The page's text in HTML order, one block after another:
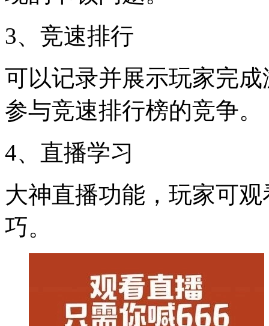
3、竞速排行
可以记录并展示玩家完
参与竞速排行榜的竞争。
4、直播学习
大神直播功能，玩家可
巧。